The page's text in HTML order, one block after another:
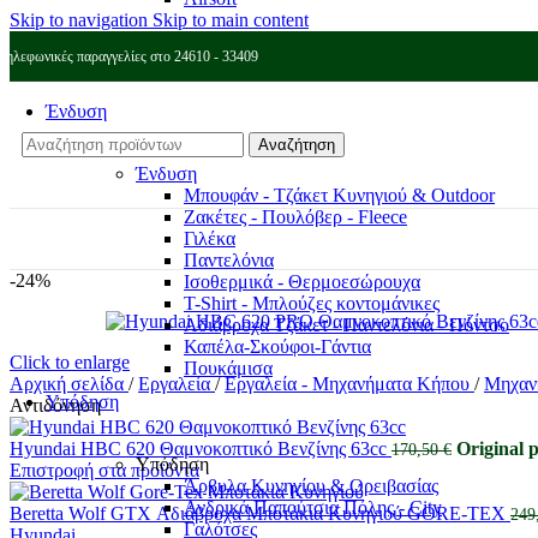
Skip to navigation Skip to main content
παραγγελίες στο 24610 - 33409
Αναζήτηση
Ένδυση
Ένδυση
Μπουφάν - Τζάκετ Κυνηγιού & Outdoor
Ζακέτες - Πουλόβερ - Fleece
Γιλέκα
Παντελόνια
Ισοθερμικά - Θερμοεσώρουχα
T-Shirt - Μπλούζες κοντομάνικες
Αδιάβροχα Τζάκετ - Παντελόνια - Πόντσο
Καπέλα-Σκούφοι-Γάντια
Πουκάμισα
Υπόδηση
Υπόδηση
Άρβυλα Κυνηγίου & Ορειβασίας
Ανδρικά Παπούτσια Πόλης - City
Γαλότσες
-24%
Click to enlarge
Αρχική σελίδα / Εργαλεία/ Εργαλεία - Μηχανήματα Κήπου /
Αντιδόνηση
Hyundai HBC 620 Θαμνοκοπτικό Βενζίνης 63cc 170,50€ Original
Επιστροφή στα προϊόντα
Beretta Wolf GTX Αδιάβροχα Μποτάκια Κυνηγιού GORE-TEX